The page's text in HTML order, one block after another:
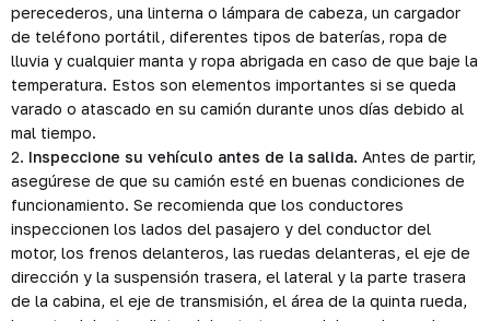
perecederos, una linterna o lámpara de cabeza, un cargador
de teléfono portátil, diferentes tipos de baterías, ropa de
lluvia y cualquier manta y ropa abrigada en caso de que baje la
temperatura. Estos son elementos importantes si se queda
varado o atascado en su camión durante unos días debido al
mal tiempo.
2. Inspeccione su vehículo antes de la salida. Antes de partir,
asegúrese de que su camión esté en buenas condiciones de
funcionamiento. Se recomienda que los conductores
inspeccionen los lados del pasajero y del conductor del
motor, los frenos delanteros, las ruedas delanteras, el eje de
dirección y la suspensión trasera, el lateral y la parte trasera
de la cabina, el eje de transmisión, el área de la quinta rueda,